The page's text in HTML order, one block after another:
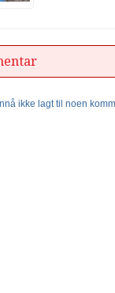
ikke lagt til noen